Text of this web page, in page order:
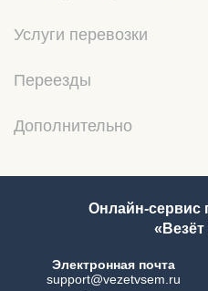
Услуги перевозки
Переезды
Дополнительно
Онлайн-сервис
Электронная почта
support@vezetvsem.ru